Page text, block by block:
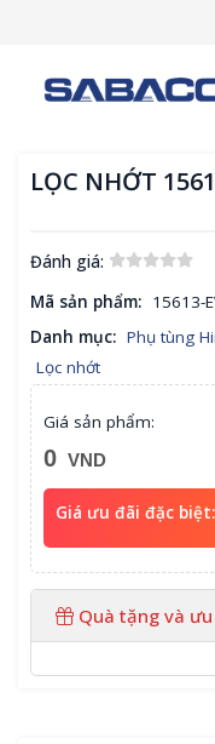
LỌC NHỚT
Đánh giá:
Mã sản phẩm: 15613-
Danh mục: Phụ tùng
Lọc nhớt
Giá sản phẩm:
0 VND
Giá ưu đãi đặc biệt:
Quà tặng và